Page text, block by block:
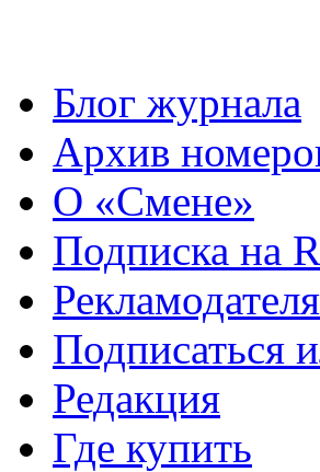
Блог журнала
Архив
О «Смене»
Подписка на
Подписаться
Редакция
Где купить